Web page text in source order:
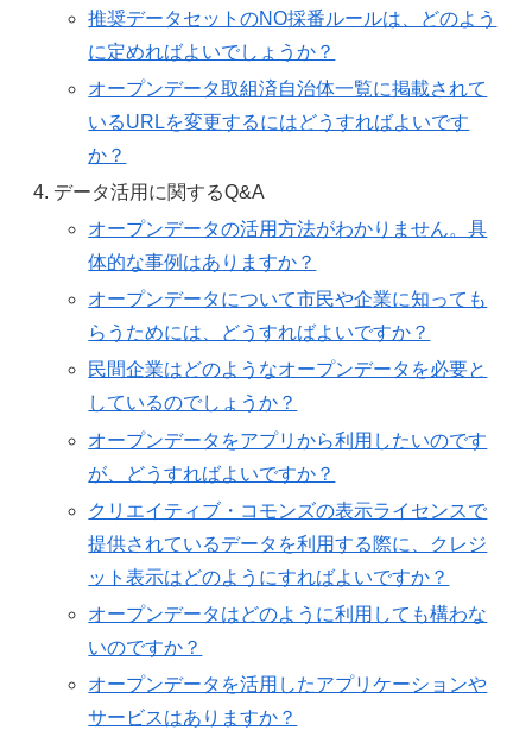
推奨データセットのNO採番ルールは、どのよう
に定めればよいでしょうか？
オープンデータ取組済自治体一覧に掲載されて
いるURLを変更するにはどうすればよいです
か？
データ活用に関するQ&A
オープンデータの活用方法がわかりません。具
体的な事例はありますか？
オープンデータについて市民や企業に知っても
らうためには、どうすればよいですか？
民間企業はどのようなオープンデータを必要と
しているのでしょうか？
オープンデータをアプリから利用したいのです
が、どうすればよいですか？
クリエイティブ・コモンズの表示ライセンスで
提供されているデータを利用する際に、クレジ
ット表示はどのようにすればよいですか？
オープンデータはどのように利用しても構わな
いのですか？
オープンデータを活用したアプリケーションや
サービスはありますか？